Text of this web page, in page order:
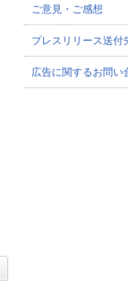
ご意見・ご感想
プレスリリース送付
広告に関するお問い